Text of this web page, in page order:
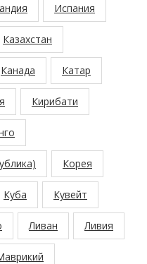
Испания
Казахстан
Канада Катар
Кирибати
Корея
Куба Кувейт
Ливан Ливия